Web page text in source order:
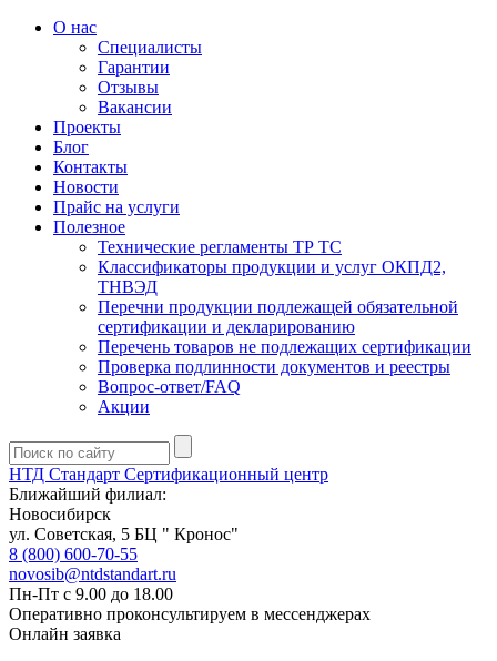
О нас
Специалисты
Гарантии
Отзывы
Вакансии
Проекты
Блог
Контакты
Новости
Прайс на услуги
Полезное
Технические регламенты ТР ТС
Классификаторы продукции и услуг ОКПД2,
ТНВЭД
Перечни продукции подлежащей обязательной
сертификации и декларированию
Перечень товаров не подлежащих сертификации
Проверка подлинности документов и реестры
Вопрос-ответ/FAQ
Акции
НТД Стандарт Сертификационный центр
Ближайший филиал:
Новосибирск
ул. Советская, 5 БЦ " Кронос"
8 (800) 600-70-55
novosib@ntdstandart.ru
Пн-Пт с 9.00 до 18.00
Оперативно проконсультируем в мессенджерах
Онлайн заявка